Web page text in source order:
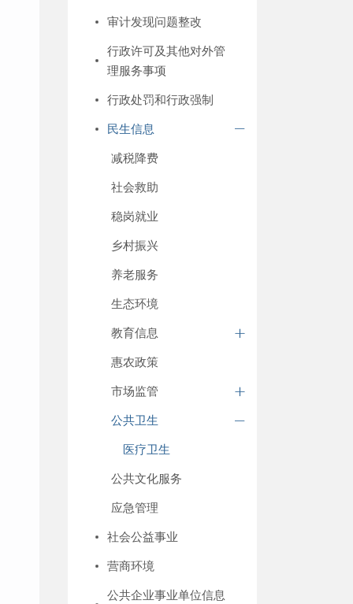
审计发现问题整改
行政许可及其他对外管
理服务事项
行政处罚和行政强制
民生信息
减税降费
社会救助
稳岗就业
乡村振兴
养老服务
生态环境
教育信息
惠农政策
市场监管
公共卫生
医疗卫生
公共文化服务
应急管理
社会公益事业
营商环境
公共企业事业单位信息